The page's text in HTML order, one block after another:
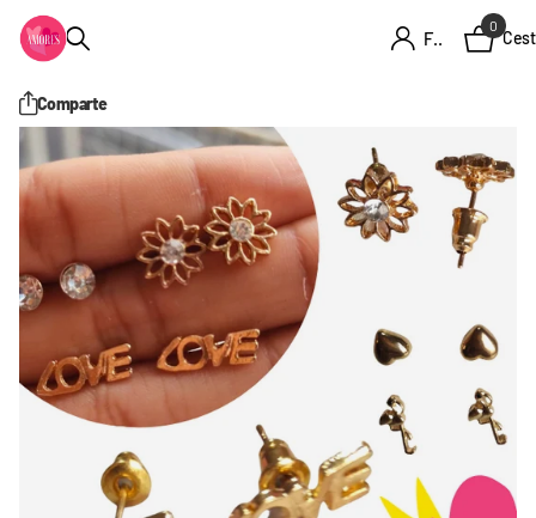
Firme en el registro
0
Comparte